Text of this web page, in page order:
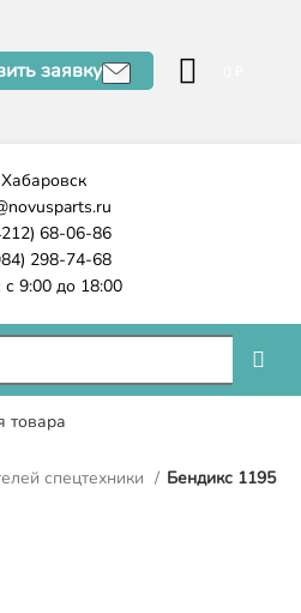
заявку
Хабаровск
68-06-86
298-74-68
9:00 до 18:00
спецтехники Бендикс 1195